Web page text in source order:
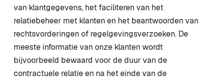
van klantgegevens, het faciliteren van het
relatiebeheer met klanten en het beantwoorden van
rechtsvorderingen of regelgevingsverzoeken. De
meeste informatie van onze klanten wordt
bijvoorbeeld bewaard voor de duur van de
contractuele relatie en na het einde van de